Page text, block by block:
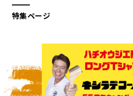
特集ページ